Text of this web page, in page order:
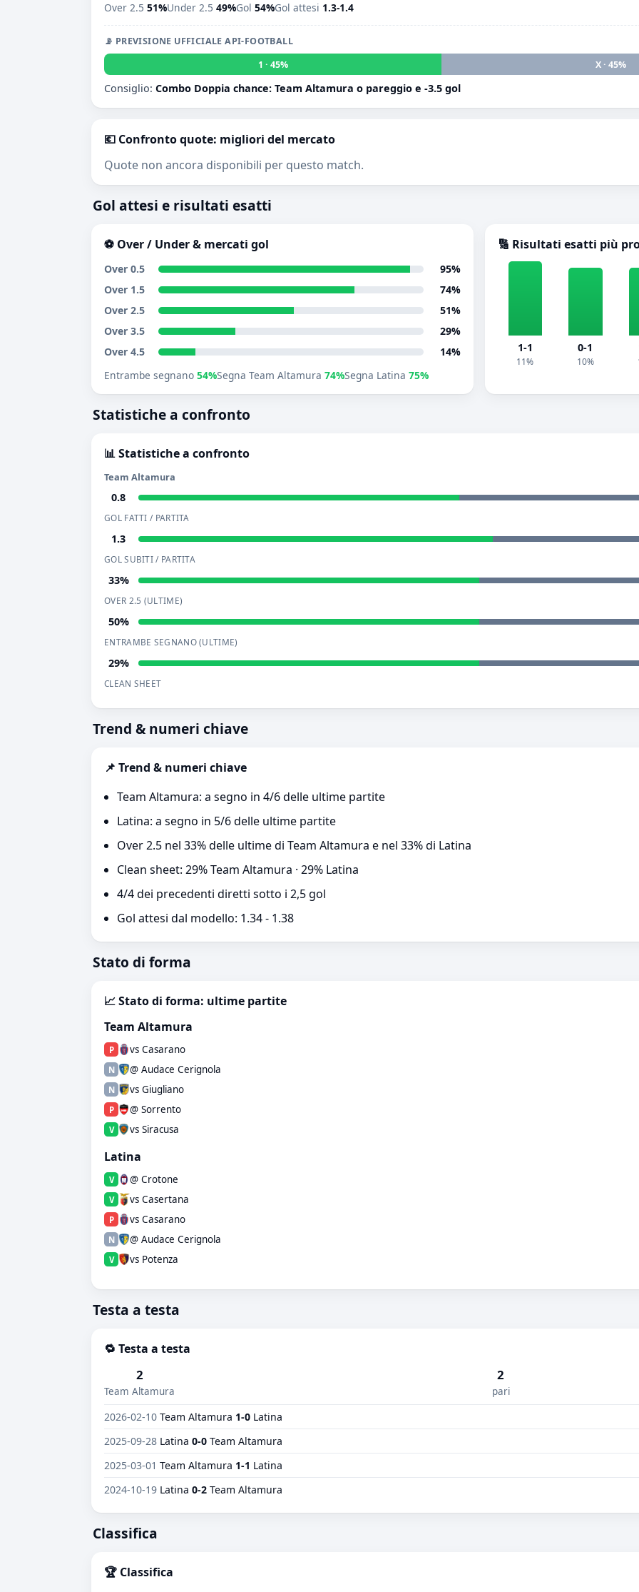
Over 2.5 51%Under 2.5 49%Gol 54%Gol attesi 1.3-1.4
📡 PREVISIONE UFFICIALE API-FOOTBALL
1 · 45%
X · 45%
Consiglio: Combo Doppia chance: Team Altamura o pareggio e -3.5 gol
💶 Confronto quote: migliori del mercato
Quote non ancora disponibili per questo match.
Gol attesi e risultati esatti
⚽ Over / Under & mercati gol
Over 0.5
95%
Over 1.5
74%
Over 2.5
51%
Over 3.5
29%
Over 4.5
14%
Entrambe segnano 54%Segna Team Altamura 74%Segna Latina 75%
🔢 Risultati esatti più
1-1
11%
0-1
10%
Statistiche a confronto
📊 Statistiche a confronto
Team Altamura
0.8
GOL FATTI / PARTITA
1.3
GOL SUBITI / PARTITA
33%
OVER 2.5 (ULTIME)
50%
ENTRAMBE SEGNANO (ULTIME)
29%
CLEAN SHEET
Trend & numeri chiave
📌 Trend & numeri chiave
Team Altamura: a segno in 4/6 delle ultime partite
Latina: a segno in 5/6 delle ultime partite
Over 2.5 nel 33% delle ultime di Team Altamura e nel 33% di Latina
Clean sheet: 29% Team Altamura · 29% Latina
4/4 dei precedenti diretti sotto i 2,5 gol
Gol attesi dal modello: 1.34 - 1.38
Stato di forma
📈 Stato di forma: ultime partite
Team Altamura
P vs Casarano
N @ Audace Cerignola
N vs Giugliano
P @ Sorrento
V vs Siracusa
Latina
V @ Crotone
V vs Casertana
P vs Casarano
N @ Audace Cerignola
V vs Potenza
Testa a testa
🔁 Testa a testa
2
Team Altamura
2
pari
2026-02-10 Team Altamura 1-0 Latina
2025-09-28 Latina 0-0 Team Altamura
2025-03-01 Team Altamura 1-1 Latina
2024-10-19 Latina 0-2 Team Altamura
Classifica
🏆 Classifica